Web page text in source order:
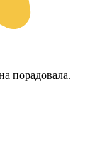
порадовала.